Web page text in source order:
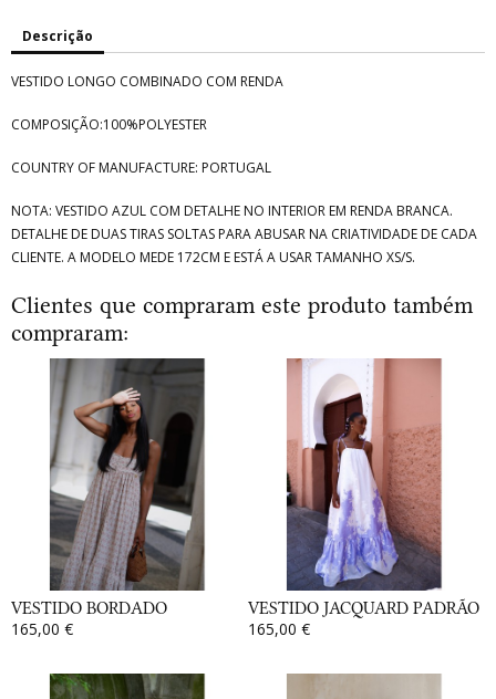
Descrição
VESTIDO LONGO COMBINADO COM RENDA
COMPOSIÇÃO:100%POLYESTER
COUNTRY OF MANUFACTURE: PORTUGAL
NOTA: VESTIDO AZUL COM DETALHE NO INTERIOR EM RENDA BRANCA.
DETALHE DE DUAS TIRAS SOLTAS PARA ABUSAR NA CRIATIVIDADE DE CADA
CLIENTE. A MODELO MEDE 172CM E ESTÁ A USAR TAMANHO XS/S.
Clientes que compraram este produto também
compraram:
VESTIDO BORDADO
165,00 €
VESTIDO JACQUARD PADRÃO
165,00 €